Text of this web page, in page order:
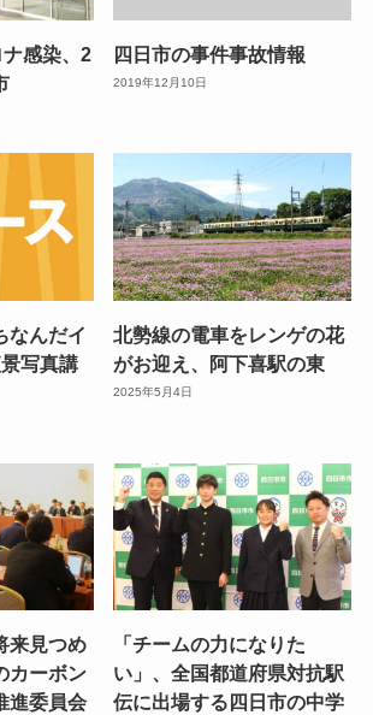
感染、2
四日市の事件事故情報
2019年12月10日
なんだイ
写真講
北勢線の電車をレンゲの花
がお迎え、阿下喜駅の東
2025年5月4日
来見つめ
カーボン
進委員会
「チームの力になりた
い」、全国都道府県対抗駅
伝に出場する四日市の中学